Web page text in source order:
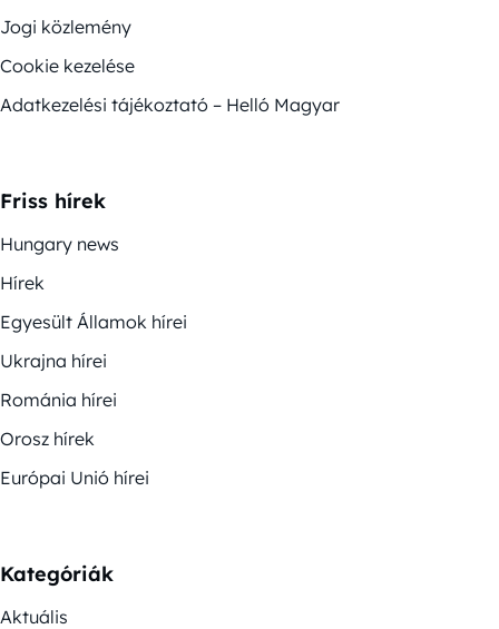
Jogi közlemény
Cookie kezelése
Adatkezelési tájékoztató – Helló Magyar
Friss hírek
Hungary news
Hírek
Egyesült Államok hírei
Ukrajna hírei
Románia hírei
Orosz hírek
Európai Unió hírei
Kategóriák
Aktuális